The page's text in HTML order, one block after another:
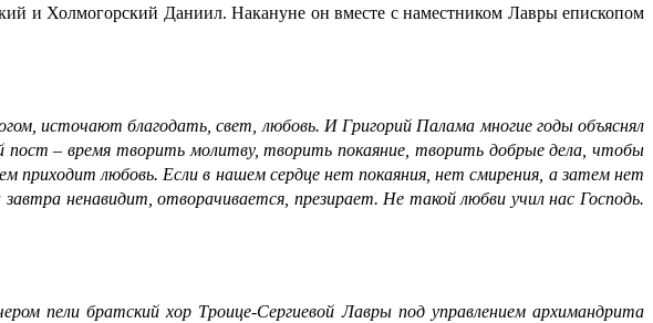
и Холмогорский Даниил. Накануне он вместе с наместником Лавры епископом
источают благодать, свет, любовь. И Григорий Палама многие годы объяснял
– время творить молитву, творить покаяние, творить добрые дела, чтобы
любовь. Если в нашем сердце нет покаяния, нет смирения, а затем нет
ненавидит, отворачивается, презирает. Не такой любви учил нас Господь.
пели братский хор Троице-Сергиевой Лавры под управлением архимандрита